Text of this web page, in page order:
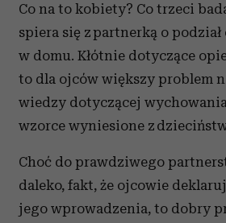
Co na to kobiety? Co trzeci
spiera się z partnerką o
w domu. Kłótnie dotyczące
to dla ojców większy problem
wiedzy dotyczącej
wzorce wyniesione z
Choć do prawdziwego
daleko, fakt, że ojcowie
jego wprowadzenia, to dobry